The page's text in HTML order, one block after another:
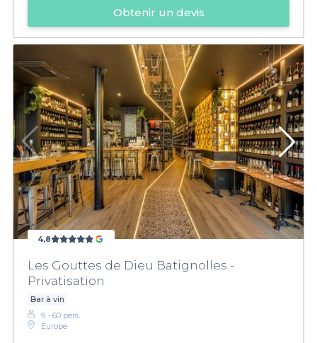
Obtenir un devis
4,8
Les Gouttes de Dieu Batignolles -
Privatisation
Bar à vin
9 - 60 pers.
Europe